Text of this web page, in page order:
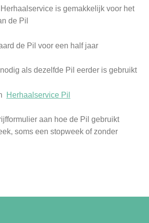
is gemakkelijk voor het
de Pil
de Pil voor een half jaar
als dezelfde Pil eerder is gebruikt
Herhaalservice Pil
aan hoe de Pil gebruikt
soms een stopweek of zonder